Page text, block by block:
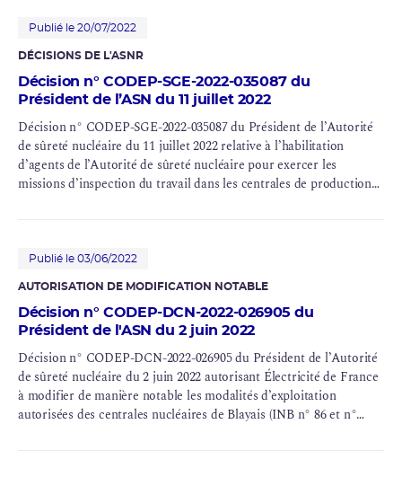
Publié le 20/07/2022
DÉCISIONS DE L'ASNR
Décision n° CODEP-SGE-2022-035087 du
Président de l’ASN du 11 juillet 2022
Décision n° CODEP-SGE-2022-035087 du Président de l’Autorité
de sûreté nucléaire du 11 juillet 2022 relative à l’habilitation
d’agents de l’Autorité de sûreté nucléaire pour exercer les
missions d’inspection du travail dans les centrales de production
Publié le 03/06/2022
AUTORISATION DE MODIFICATION NOTABLE
Décision n° CODEP-DCN-2022-026905 du
Président de l'ASN du 2 juin 2022
Décision n° CODEP-DCN-2022-026905 du Président de l’Autorité
de sûreté nucléaire du 2 juin 2022 autorisant Électricité de France
à modifier de manière notable les modalités d’exploitation
autorisées des centrales nucléaires de Blayais (INB n° 86 et n°